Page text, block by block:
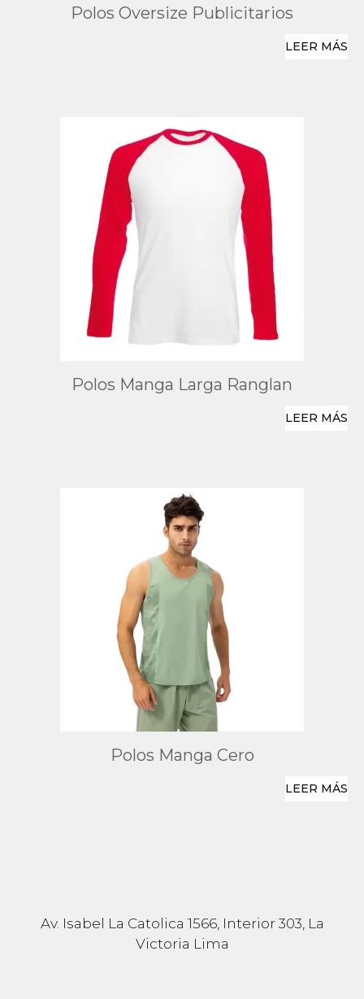
Polos Oversize Publicitarios
LEER MÁS
Polos Manga Larga Ranglan
LEER MÁS
Polos Manga Cero
LEER MÁS
Av. Isabel La Catolica 1566, Interior 303, La
Victoria Lima